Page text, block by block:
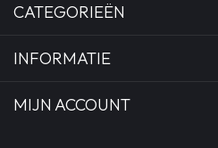
CATEGORIEËN
INFORMATIE
MIJN ACCOUNT